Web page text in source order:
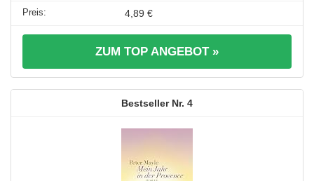
4,89 €
ZUM TOP ANGEBOT »
4